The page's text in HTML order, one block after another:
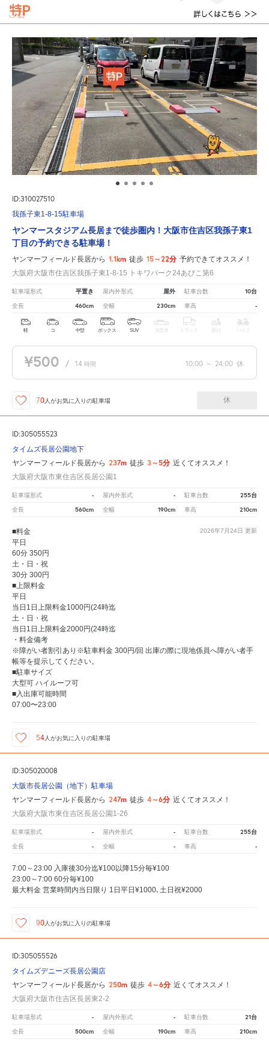
ID:310027510
我孫子東1-8-15駐車場
ヤンマースタジアム長居まで徒歩圏内！大阪市住吉区我孫子東1
丁目の予約できる駐車場！
ヤンマーフィールド長居から 1.1km 徒歩 15～22分 予約できてオススメ！
大阪府大阪市住吉区我孫子東1-8-15 トキワパーク24あびこ第6
駐車場形式 平置き 屋内外形式 屋外 駐車台数 10台
全長 460cm 全幅 230cm 車高 -
軽 コ 中型 ボックス SUV 大型車 トラック 原付 バイク
¥500 / 14 時間 10:00 ～ 24:00 休
70 人がお気に入りの駐車場 休
ID:305055523
タイムズ長居公園地下
ヤンマーフィールド長居から 237m 徒歩 3～5分 近くてオススメ！
大阪府大阪市東住吉区長居公園1
駐車場形式 - 屋内外形式 - 駐車台数 255台
全長 560cm 全幅 190cm 車高 210cm
2026年7月24日 更新
■料金
平日
60分 350円
土・日・祝
30分 300円
■上限料金
平日
当日1日上限料金1000円(24時迄
土・日・祝
当日1日上限料金2000円(24時迄
・料金備考
※障がい者割引あり※駐車料金 300円/回 出庫の際に現地係員へ障がい者手
帳等を提示してください。
■駐車サイズ
大型可 ハイルーフ可
■入出庫可能時間
07:00〜23:00
54 人がお気に入りの駐車場
ID:305020008
大阪市長居公園（地下）駐車場
ヤンマーフィールド長居から 247m 徒歩 4～6分 近くてオススメ！
大阪府大阪市東住吉区長居公園1-26
駐車場形式 - 屋内外形式 - 駐車台数 255台
全長 - 全幅 - 車高 -
7:00～23:00 入庫後30分迄¥100以降15分毎¥100
23:00～7:00 60分毎¥100
最大料金 営業時間内当日限り 1日平日¥1000､土日祝¥2000
90 人がお気に入りの駐車場
ID:305055526
タイムズデニーズ長居公園店
ヤンマーフィールド長居から 250m 徒歩 4～6分 近くてオススメ！
大阪府大阪市住吉区長居東2-2
駐車場形式 - 屋内外形式 - 駐車台数 21台
全長 500cm 全幅 190cm 車高 210cm